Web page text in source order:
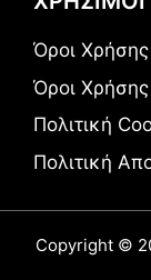
Όροι Χρήσης
Όροι
Πολιτική
Πολιτική
Copyright ©